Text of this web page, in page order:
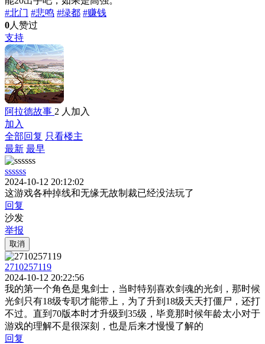
#北门 #悲鸣 #绿都 #赚钱
0人赞过
支持
阿拉德故事 2 人加入
加入
全部回复 只看楼主
最新 最早
ssssss
2024-10-12 20:12:02
这游戏各种掉线和无缘无故制裁已经没法玩了
回复
沙发
举报
取消
2710257119
2024-10-12 20:22:56
我的第一个角色是鬼剑士，当时特别喜欢剑魂的光剑，那时候
光剑只有18级专职才能带上，为了升到18级天天打僵尸，还打
不过。直到70版本时才升级到35级，毕竟那时候年龄太小对于
游戏的理解不是很深刻，也是后来才慢慢了解的
回复